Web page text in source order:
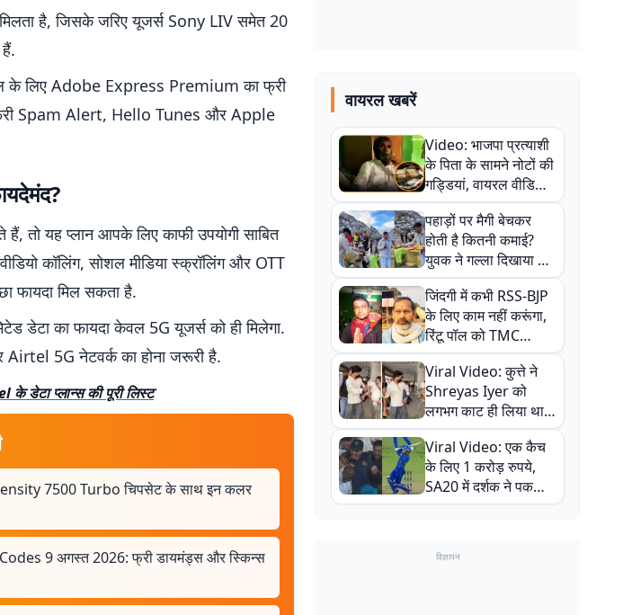
है, जिसके जरिए यूजर्स Sony LIV समेत 20
के लिए Adobe Express Premium का फ्री
फ्री Spam Alert, Hello Tunes और Apple
तो यह प्लान आपके लिए काफी उपयोगी साबित
कॉलिंग, सोशल मीडिया स्क्रॉलिंग और OTT
फायदा मिल सकता है.
डेटा का फायदा केवल 5G यूजर्स को ही मिलेगा.
5G नेटवर्क का होना जरूरी है.
के डेटा प्लान्स की पूरी लिस्ट
7500 Turbo चिपसेट के साथ इन कलर
9 अगस्त 2026: फ्री डायमंड्स और स्किन्स
वायरल खबरें
Video: भाजपा प्रत्याशी
के पिता के सामने नोटों की
गड्डियां, वायरल वीडियो
से राजनीति में उबाल,
अजित महतो बोले- TMC
की गंदी चाल
पहाड़ों पर मैगी बेचकर
होती है कितनी कमाई?
युवक ने गल्ला दिखाया तो
नौकरी वालों के खड़े हो गए
कान
जिंदगी में कभी RSS-BJP
के लिए काम नहीं करूंगा,
रिंटू पॉल को TMC
ऑफिस में ले जाकर पीटा,
Video वायरल
Viral Video: कुत्ते ने
Shreyas Iyer को
लगभग काट ही लिया था,
न्यूजीलैंड सीरीज से पहले
बाल-बाल बचे
Viral Video: एक कैच
के लिए 1 करोड़ रुपये,
SA20 में दर्शक ने पकड़ा
एक हाथ से गजब का कैच
विज्ञापन